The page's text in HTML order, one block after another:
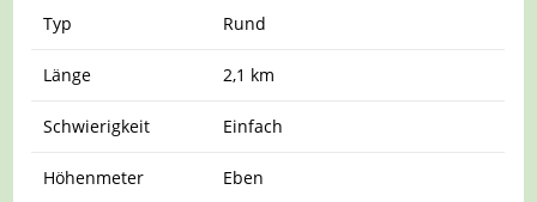
Typ Rund
Länge 2,1 km
Schwierigkeit Einfach
Höhenmeter Eben